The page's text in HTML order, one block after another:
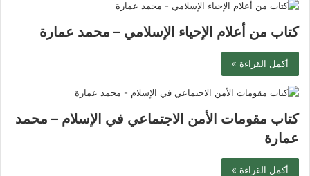
كتاب من أعلام الإحياء الإسلامي – محمد عمارة
أكمل القراءة »
كتاب مقومات الأمن الاجتماعي في الإسلام – محمد
عمارة
أكمل القراءة »